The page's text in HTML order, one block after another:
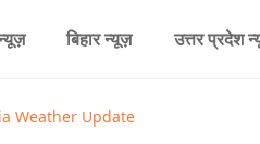
बिहार न्यूज़ उत्तर प्रदेश
Weather Update